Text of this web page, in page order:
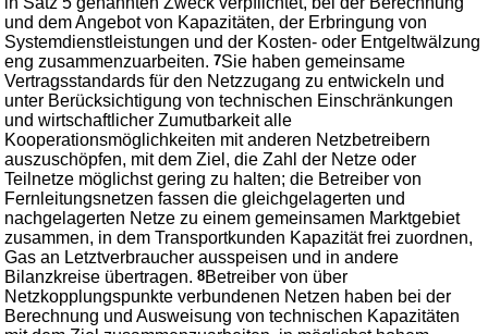
und dem Angebot von Kapazitäten, der Erbringung von
Systemdienstleistungen und der Kosten- oder Entgeltwälzung
eng zusammenzuarbeiten.7Sie haben gemeinsame
Vertragsstandards für den Netzzugang zu entwickeln und
unter Berücksichtigung von technischen Einschränkungen
und wirtschaftlicher Zumutbarkeit alle
Kooperationsmöglichkeiten mit anderen Netzbetreibern
auszuschöpfen, mit dem Ziel, die Zahl der Netze oder
Teilnetze möglichst gering zu halten; die Betreiber von
Fernleitungsnetzen fassen die gleichgelagerten und
nachgelagerten Netze zu einem gemeinsamen Marktgebiet
zusammen, in dem Transportkunden Kapazität frei zuordnen,
Gas an Letztverbraucher ausspeisen und in andere
Bilanzkreise übertragen.8Betreiber von über
Netzkopplungspunkte verbundenen Netzen haben bei der
Berechnung und Ausweisung von technischen Kapazitäten